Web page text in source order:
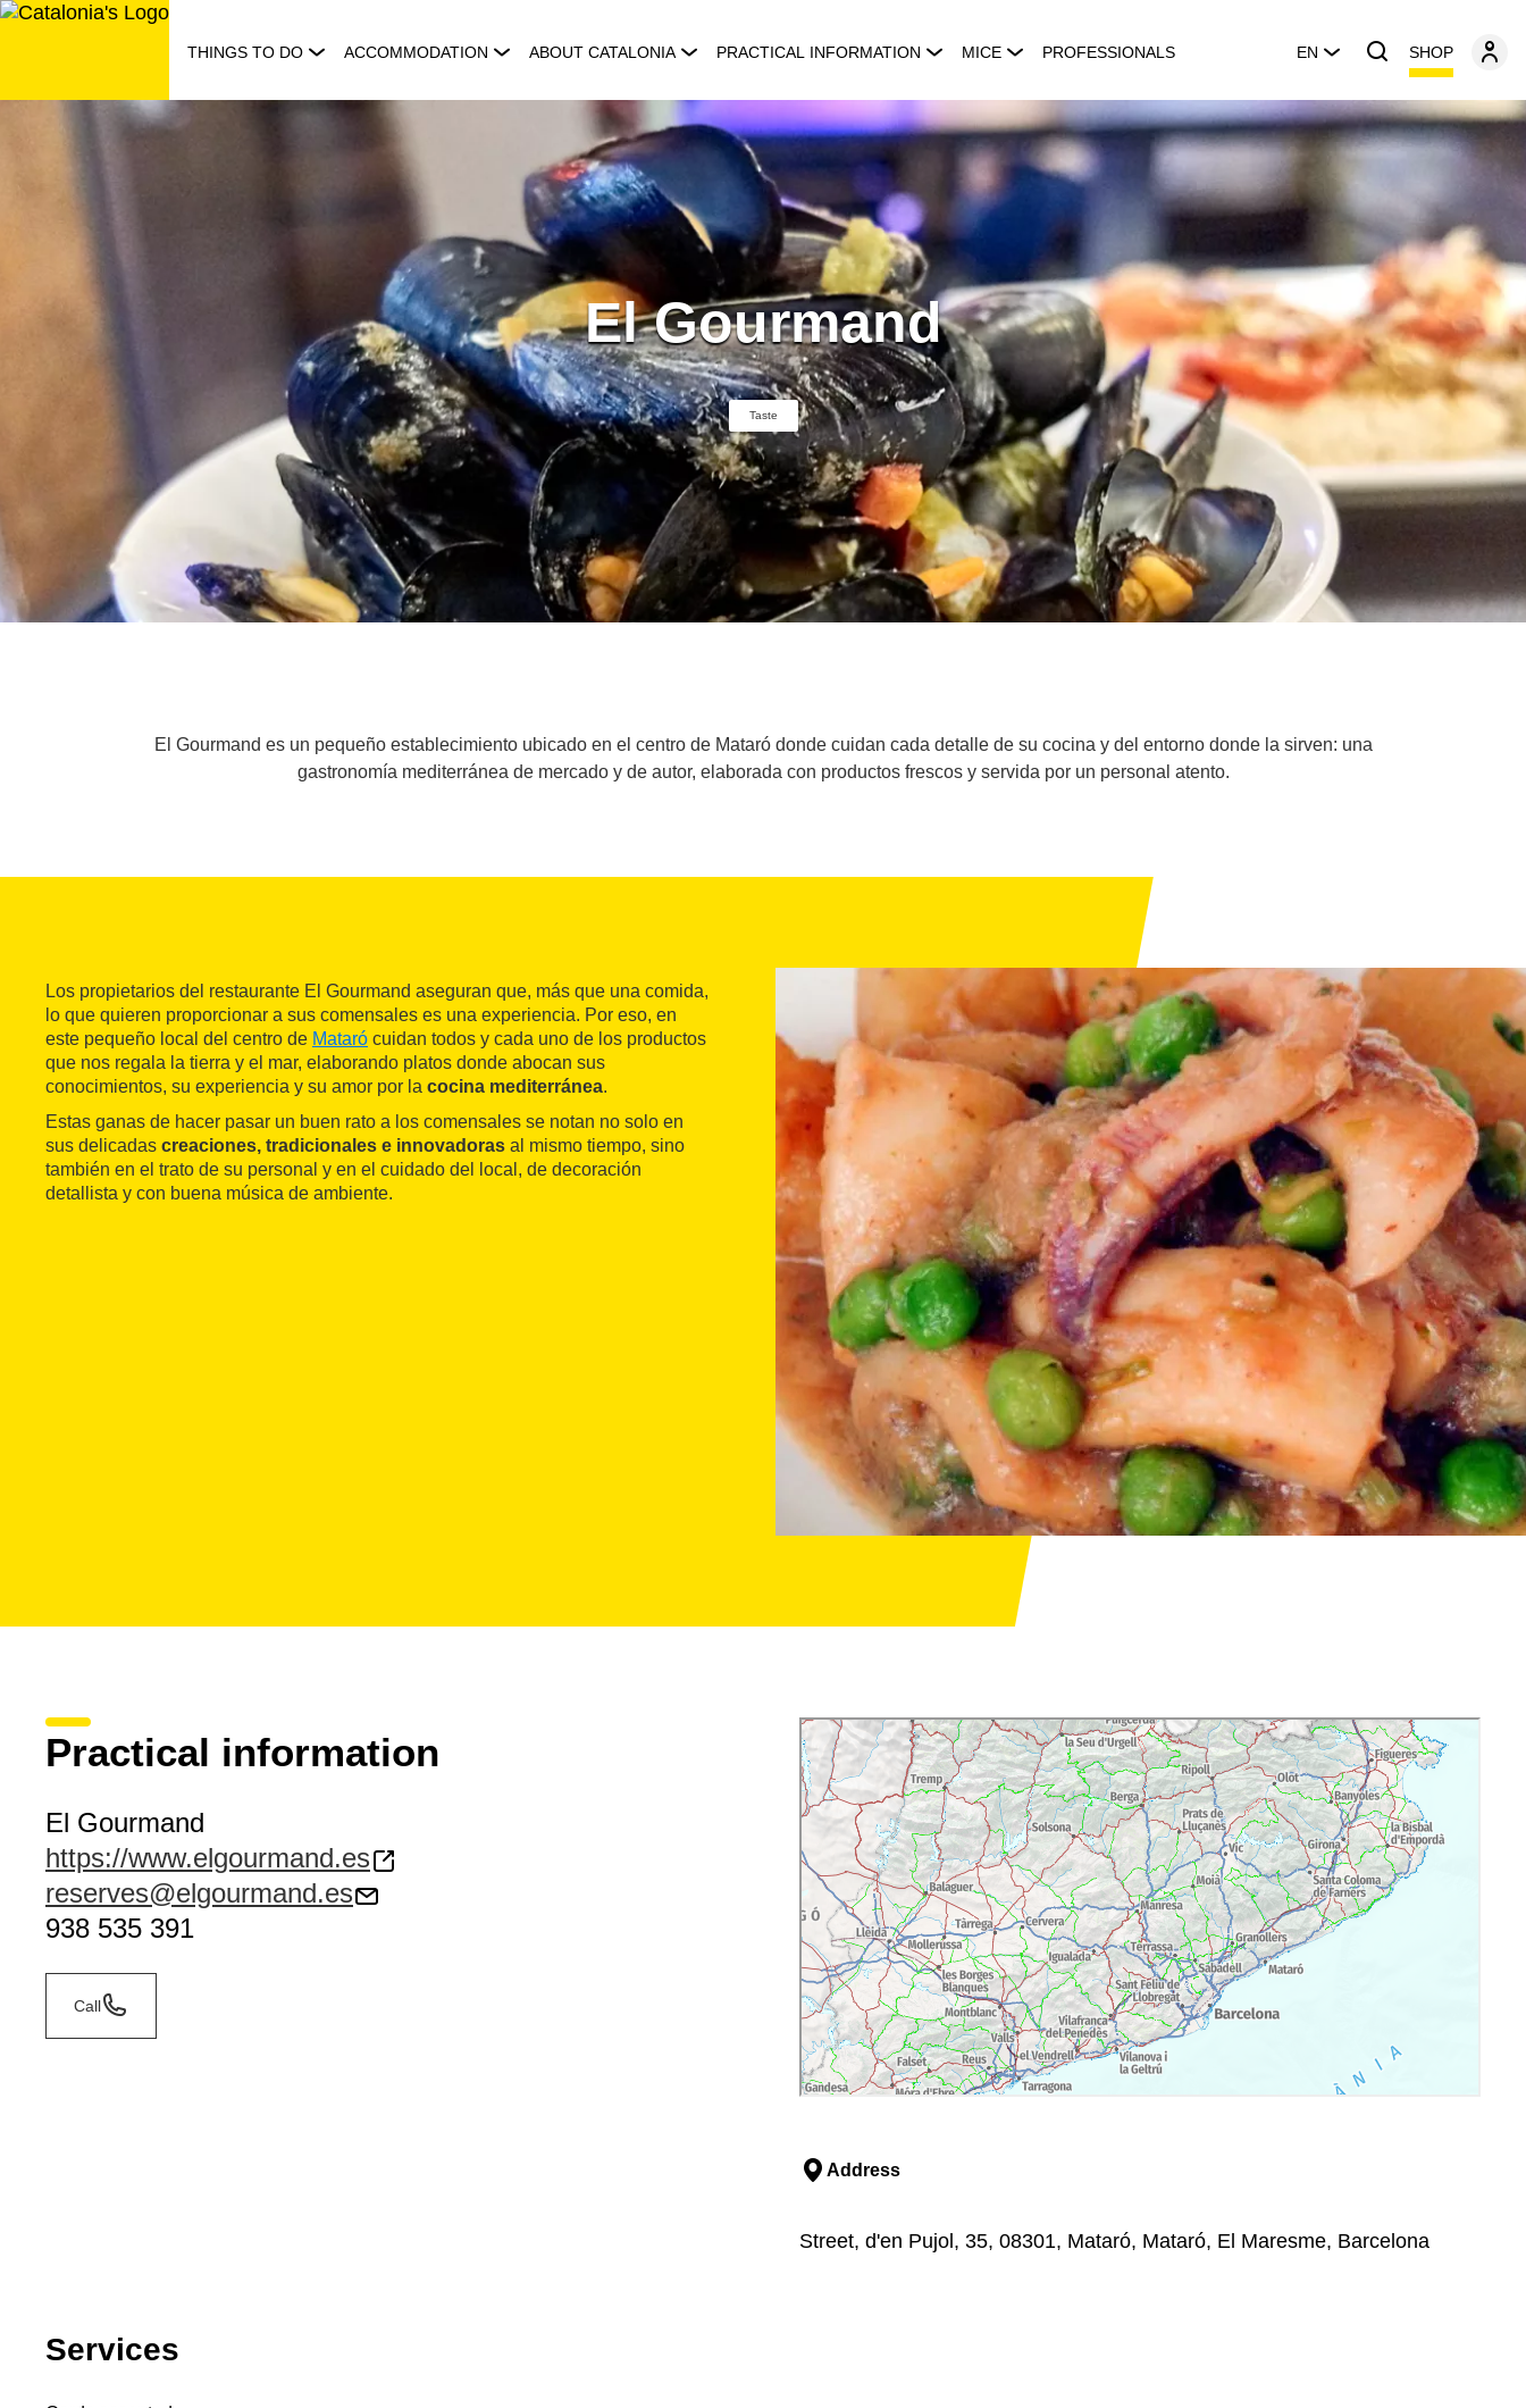
Skip
THINGS TO DO ACCOMMODATION ABOUT CATALONIA PRACTICAL INFORMATION MICE PROFESSIONALS EN SHOP
El Gourmand
Taste
El Gourmand es un pequeño establecimiento ubicado en el centro de Mataró donde cuidan cada detalle de su cocina y del entorno donde la sirven: una
gastronomía mediterránea de mercado y de autor, elaborada con productos frescos y servida por un personal atento.
Los propietarios del restaurante El Gourmand aseguran que, más que una comida,
lo que quieren proporcionar a sus comensales es una experiencia. Por eso, en
este pequeño local del centro de Mataró cuidan todos y cada uno de los productos
que nos regala la tierra y el mar, elaborando platos donde abocan sus
conocimientos, su experiencia y su amor por la cocina mediterránea.
Estas ganas de hacer pasar un buen rato a los comensales se notan no solo en
sus delicadas creaciones, tradicionales e innovadoras al mismo tiempo, sino
también en el trato de su personal y en el cuidado del local, de decoración
detallista y con buena música de ambiente.
Practical information
El Gourmand
https://www.elgourmand.es
reserves@elgourmand.es
938 535 391
Call
Address
Street, d'en Pujol, 35, 08301, Mataró, Mataró, El Maresme, Barcelona
Services